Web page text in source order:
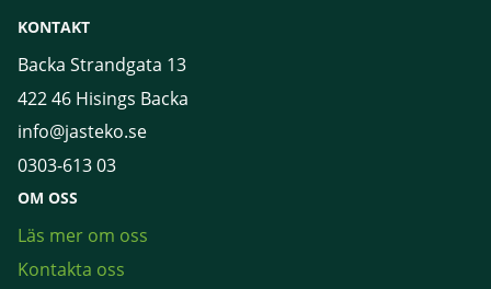
KONTAKT
Backa Strandgata 13
422 46 Hisings Backa
info@jasteko.se
0303-613 03
OM OSS
Läs mer om oss
Kontakta oss